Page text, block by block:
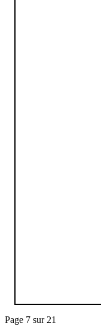
Page 7 sur 21